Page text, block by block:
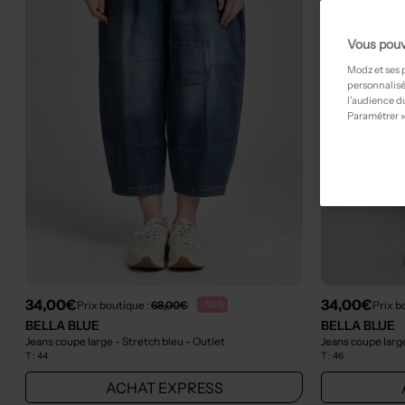
34,00€Prix boutique :68,00€ -50%
BELLA BLUE
Jeans coupe large - Stretch bleu - Outlet
T :44
ACHAT EXPRESS
34,00€Prix
BELLA BLUE
Jeans coupe
T :46
Vous
Modz et
l’audience
Paramétrer